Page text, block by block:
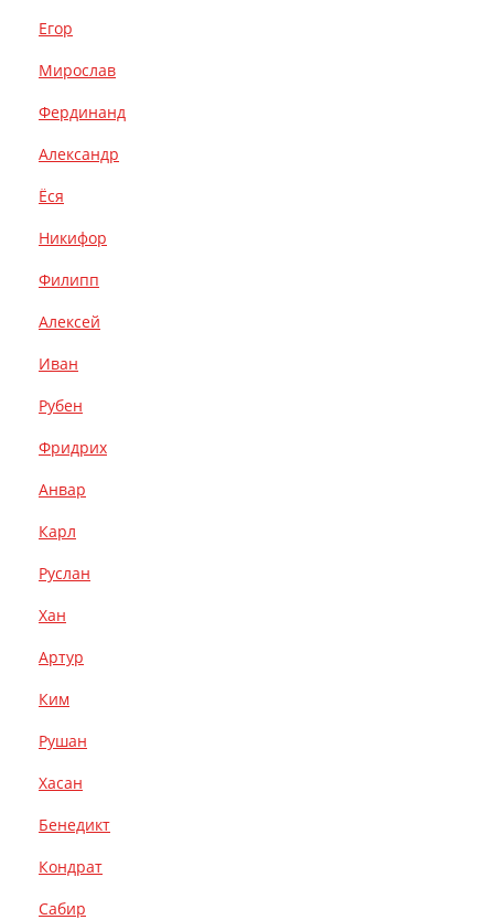
Егор
Мирослав
Фердинанд
Александр
Ёся
Никифор
Филипп
Алексей
Иван
Рубен
Фридрих
Анвар
Карл
Руслан
Хан
Артур
Ким
Рушан
Хасан
Бенедикт
Кондрат
Сабир